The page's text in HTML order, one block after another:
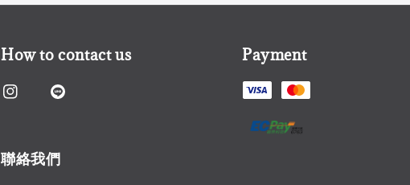
How to contact us Payment
聯絡我們